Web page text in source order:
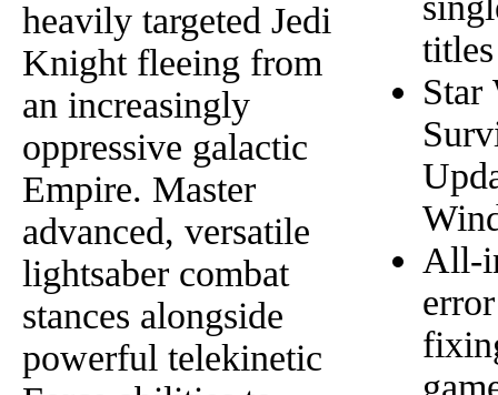
heavily targeted Jedi
Knight fleeing from
an increasingly
oppressive galactic
Empire. Master
advanced, versatile
lightsaber combat
stances alongside
powerful telekinetic
titles
Star
All-